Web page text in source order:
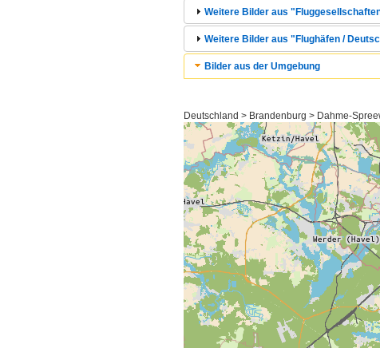
Weitere Bilder aus
Weitere Bilder aus "Flughäfen /
Bilder aus der Umgebung
Deutschland > Brandenburg > Dahme-